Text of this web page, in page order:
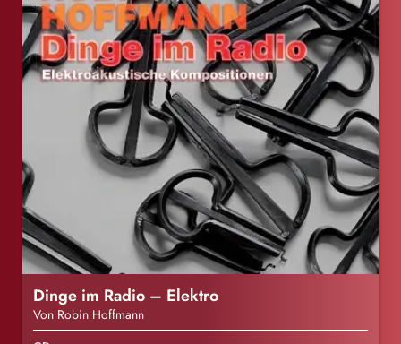
Dinge im Radio – Elektro
Von Robin Hoffmann